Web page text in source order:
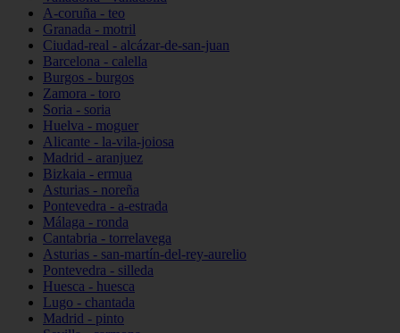
A-coruña - teo
Granada - motril
Ciudad-real - alcázar-de-san-juan
Barcelona - calella
Burgos - burgos
Zamora - toro
Soria - soria
Huelva - moguer
Alicante - la-vila-joiosa
Madrid - aranjuez
Bizkaia - ermua
Asturias - noreña
Pontevedra - a-estrada
Málaga - ronda
Cantabria - torrelavega
Asturias - san-martín-del-rey-aurelio
Pontevedra - silleda
Huesca - huesca
Lugo - chantada
Madrid - pinto